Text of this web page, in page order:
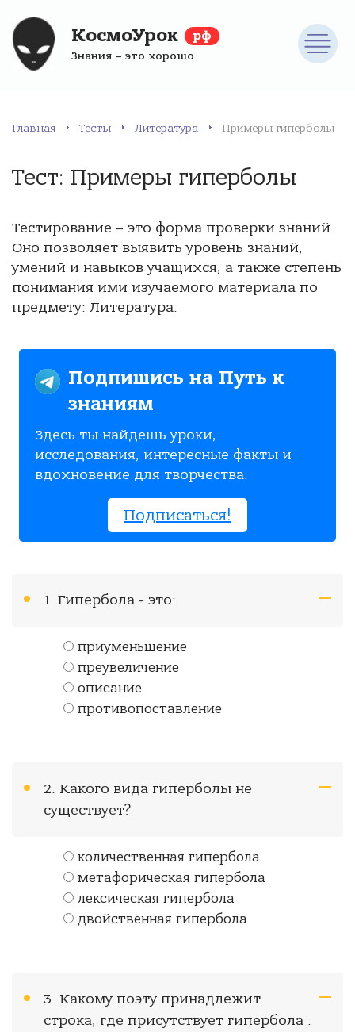
КосмоУрок рф
Знания – это хорошо
Главная Тесты Литература Примеры гиперболы
Тест: Примеры гиперболы
Тестирование – это форма проверки знаний.
Оно позволяет выявить уровень знаний,
умений и навыков учащихся, а также степень
понимания ими изучаемого материала по
предмету: Литература.
Подпишись на Путь к
знаниям
Здесь ты найдешь уроки,
исследования, интересные факты и
вдохновение для творчества.
Подписаться!
1. Гипербола - это:
приуменьшение
преувеличение
описание
противопоставление
2. Какого вида гиперболы не
существует?
количественная гипербола
метафорическая гипербола
лексическая гипербола
двойственная гипербола
3. Какому поэту принадлежит
строка, где присутствует гипербола :